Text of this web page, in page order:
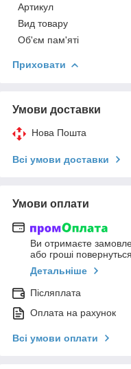
Артикул
Вид товару
Об'єм пам'яті
Приховати
Умови доставки
Нова Пошта
Всі умови доставки
Умови оплати
Ви отримаєте
або гроші
Детальніше
Післяплата
Оплата на рахунок
Всі умови оплати